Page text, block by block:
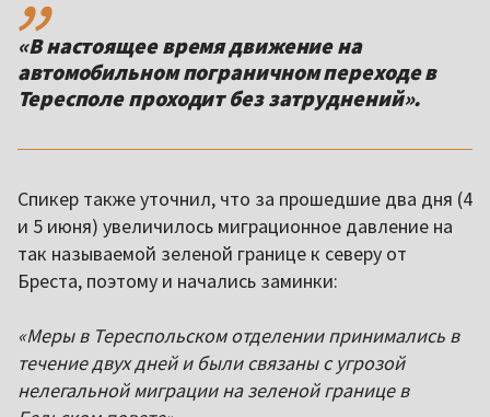
«В настоящее время движение на
автомобильном пограничном переходе в
Тересполе проходит без затруднений».
Спикер также уточнил, что за прошедшие два дня (4
и 5 июня) увеличилось миграционное давление на
так называемой зеленой границе к северу от
Бреста, поэтому и начались заминки:
«Меры в Тереспольском отделении принимались в
течение двух дней и были связаны с угрозой
нелегальной миграции на зеленой границе в